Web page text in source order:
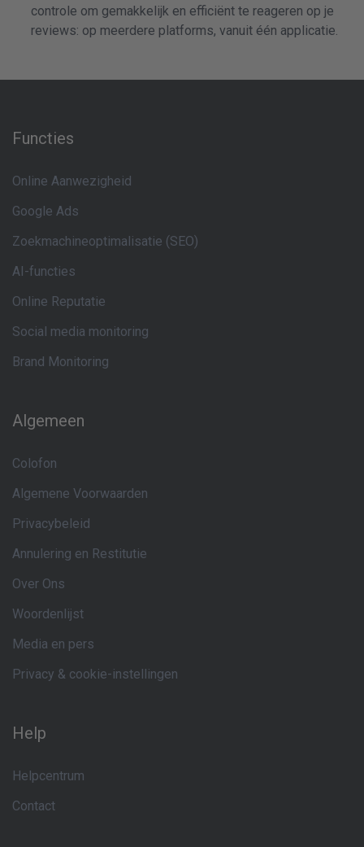
controle om gemakkelijk en efficiënt te reageren op je
reviews: op meerdere platforms, vanuit één applicatie.
Functies
Online Aanwezigheid
Google Ads
Zoekmachineoptimalisatie (SEO)
AI-functies
Online Reputatie
Social media monitoring
Brand Monitoring
Algemeen
Colofon
Algemene Voorwaarden
Privacybeleid
Annulering en Restitutie
Over Ons
Woordenlijst
Media en pers
Privacy & cookie-instellingen
Help
Helpcentrum
Contact